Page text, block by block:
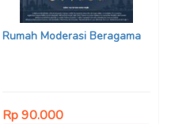
Rumah Moderasi Beragama
Rp 90.000